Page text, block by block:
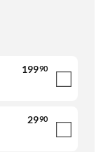
19990
2990